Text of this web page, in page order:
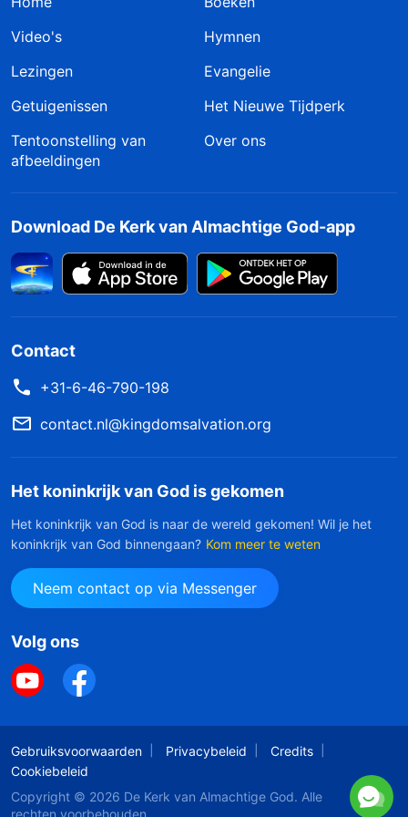
Video's
Hymnen
Lezingen
Evangelie
Getuigenissen
Het Nieuwe Tijdperk
Tentoonstelling van
afbeeldingen
Over ons
Download De Kerk van Almachtige God-app
Contact
+31-6-46-790-198
contact.nl@kingdomsalvation.org
Het koninkrijk van God is gekomen
Het koninkrijk van God is naar de wereld gekomen! Wil je het
koninkrijk van God binnengaan? Kom meer te weten
Neem contact op via Messenger
Volg ons
Gebruiksvoorwaarden Privacybeleid
Credits
Cookiebeleid
Copyright © 2026 De Kerk van Almachtige God. Alle
rechten voorbehouden.